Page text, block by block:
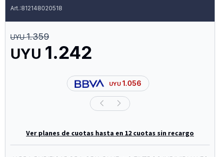
812148020518
UYU 1.242
UYU 1.359
UYU 1.056
Ver planes de cuotas hasta en 12 cuotas sin recargo